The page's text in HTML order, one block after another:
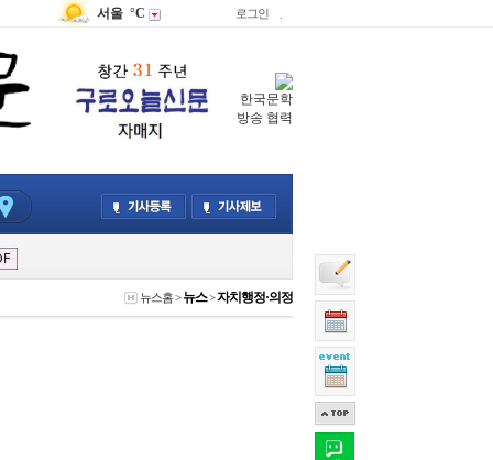
서울 °C 로그인
한국문학
방송 협력
뉴스홈>뉴스>자치행정·의정